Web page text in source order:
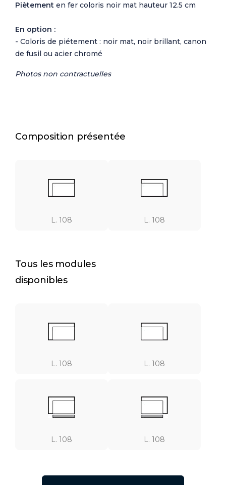
Piètement en fer coloris noir mat hauteur 12.5 cm
En option :
- Coloris de piétement : noir mat, noir brillant, canon
de fusil ou acier chromé
Photos non contractuelles
Composition présentée
L. 108 L. 108
Tous les modules
disponibles
L. 108 L. 108
L. 108 L. 108